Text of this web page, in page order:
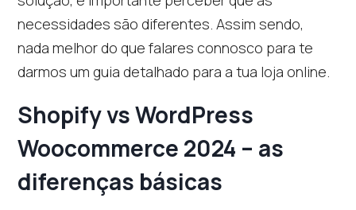
necessidades são diferentes. Assim sendo,
nada melhor do que falares connosco para te
darmos um guia detalhado para a tua loja online.
Shopify vs WordPress
Woocommerce 2024 – as
diferenças básicas